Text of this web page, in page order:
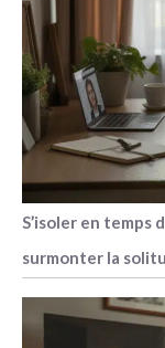
S’isoler en
surmonter la